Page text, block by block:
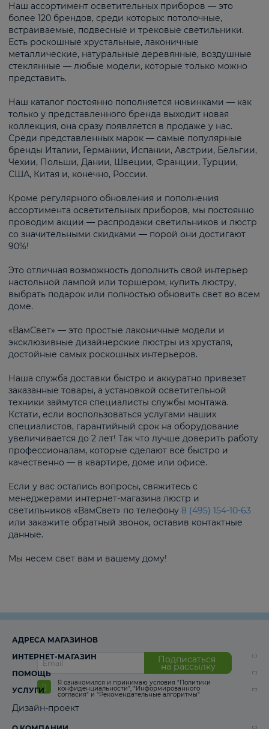
Наш ассортимент осветительных приборов — это
более 120 брендов, среди которых: потолочные,
встраиваемые, подвесные и трековые светильники.
Есть роскошные хрустальные, лаконичные
металлические, натуральные деревянные, воздушные
стеклянные — любые модели, которые только можно
представить.
Наш каталог постоянно пополняется новинками — как
только у представленного бренда выходит новая
коллекция, она сразу появляется в продаже у нас.
Среди представленных марок — самые популярные
бренды Италии, Германии, Испании, Австрии, Бельгии,
Чехии, Польши, Дании, Швеции, Франции, Турции,
США, Китая и, конечно, России.
Кроме регулярного обновления и пополнения
ассортимента осветительных приборов, мы постоянно
проводим акции — распродажи светильников и люстр
со значительными скидками — порой они достигают
90%!
Это отличная возможность дополнить свой интерьер
настольной лампой или торшером, купить люстру,
выбрать подарок или полностью обновить свет во всем
доме.
«ВамСвет» — это простые лаконичные модели и
эксклюзивные дизайнерские люстры из хрусталя,
достойные самых роскошных интерьеров.
Наша служба доставки быстро и аккуратно привезет
заказанные товары, а установкой осветительной
техники займутся специалисты службы монтажа.
Кстати, если воспользоваться услугами наших
специалистов, гарантийный срок на оборудование
увеличивается до 2 лет! Так что лучше доверить работу
профессионалам, которые сделают всё быстро и
качественно — в квартире, доме или офисе.
Если у вас остались вопросы, свяжитесь с
менеджерами интернет-магазина люстр и
светильников «ВамСвет» по телефону 8 (495) 154-10-63
или закажите обратный звонок, оставив контактные
данные.
Мы несем свет вам и вашему дому!
Подписаться
на рассылку
Я ознакомился и принимаю условия “Политики
конфиденциальности”, “Информированного
согласия“ и “Рекомендательные алгоритмы“
АДРЕСА МАГАЗИНОВ
ИНТЕРНЕТ-МАГАЗИН
ПОМОЩЬ
УСЛУГИ
Дизайн-проект